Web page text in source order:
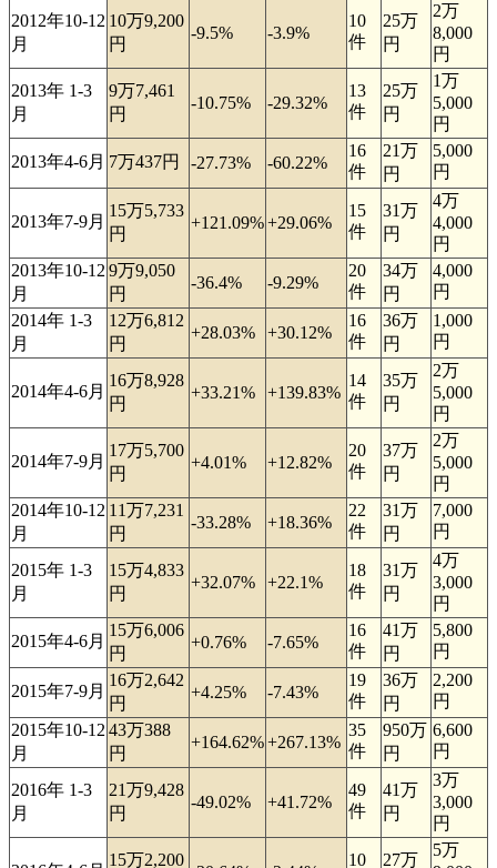
2012年10-12
月
10万9,200
円
-9.5% -3.9%
10
件
25万
円
2万
8,000
円
2013年 1-3
月
9万7,461
円
-10.75% -29.32%
13
件
25万
円
1万
5,000
円
2013年4-6月 7万437円 -27.73% -60.22%
16
件
21万
円
5,000
円
2013年7-9月
15万5,733
円
+121.09%+29.06%
15
件
31万
円
4万
4,000
円
2013年10-12
月
9万9,050
円
-36.4% -9.29%
20
件
34万
円
4,000
円
2014年 1-3
月
12万6,812
円
+28.03% +30.12%
16
件
36万
円
1,000
円
2014年4-6月
16万8,928
円
+33.21% +139.83%
14
件
35万
円
2万
5,000
円
2014年7-9月
17万5,700
円
+4.01% +12.82%
20
件
37万
円
2万
5,000
円
2014年10-12
月
11万7,231
円
-33.28% +18.36%
22
件
31万
円
7,000
円
2015年 1-3
月
15万4,833
円
+32.07% +22.1%
18
件
31万
円
4万
3,000
円
2015年4-6月
15万6,006
円
+0.76% -7.65%
16
件
41万
円
5,800
円
2015年7-9月
16万2,642
円
+4.25% -7.43%
19
件
36万
円
2,200
円
2015年10-12
月
43万388
円
+164.62%+267.13%
35
件
950万
円
6,600
円
2016年 1-3
月
21万9,428
円
-49.02% +41.72%
49
件
41万
円
3万
3,000
円
15万2,200
10
27万
5万